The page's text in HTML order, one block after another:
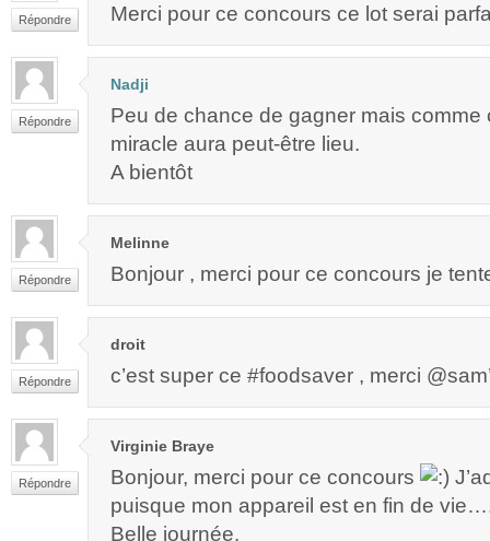
Répondre Merci pour ce concours ce lot serai
Répondre
Nadji
Peu de chance de gagner mais comme
miracle aura peut-être lieu.
A bientôt
Répondre
Melinne
Bonjour , merci pour ce concours je
Répondre
droit
c’est super ce #foodsaver , merci
Répondre
Virginie Braye
Bonjour, merci pour ce concours
puisque mon appareil est en fin de
Belle journée.